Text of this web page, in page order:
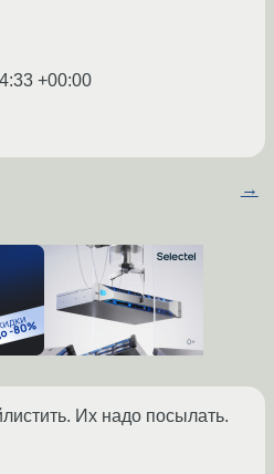
+00:00
→
Их надо посылать.